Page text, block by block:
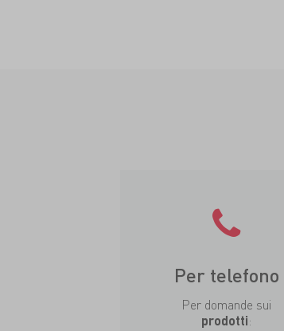
Per telefono
Per domande sui
prodotti: